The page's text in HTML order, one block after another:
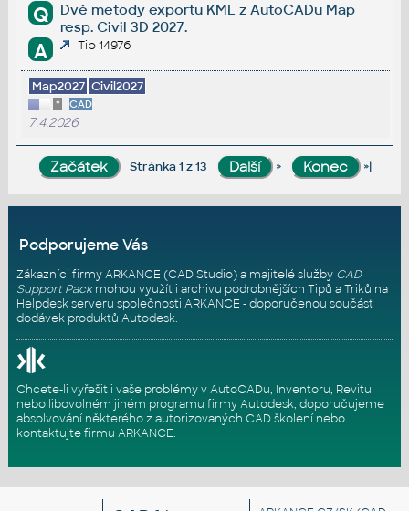
Q
Dvě metody exportu KML z AutoCADu Map
resp. Civil 3D 2027.
A Tip 14976
Map2027 Civil2027
* CAD
7.4.2026
Stránka 1 z 13 » »|
Podporujeme Vás
Zákazníci firmy ARKANCE (CAD Studio) a majitelé služby CAD
Support Packmohou využít i archivu podrobnějších Tipů a Triků na
Helpdesk serveru společnosti ARKANCE - doporučenou součást
dodávek produktů Autodesk.
Chcete-li vyřešit i vaše problémy v AutoCADu, Inventoru, Revitu
nebo libovolném jiném programu firmy Autodesk, doporučujeme
absolvování některého z autorizovaných CAD školenínebo
kontaktujte firmu ARKANCE.